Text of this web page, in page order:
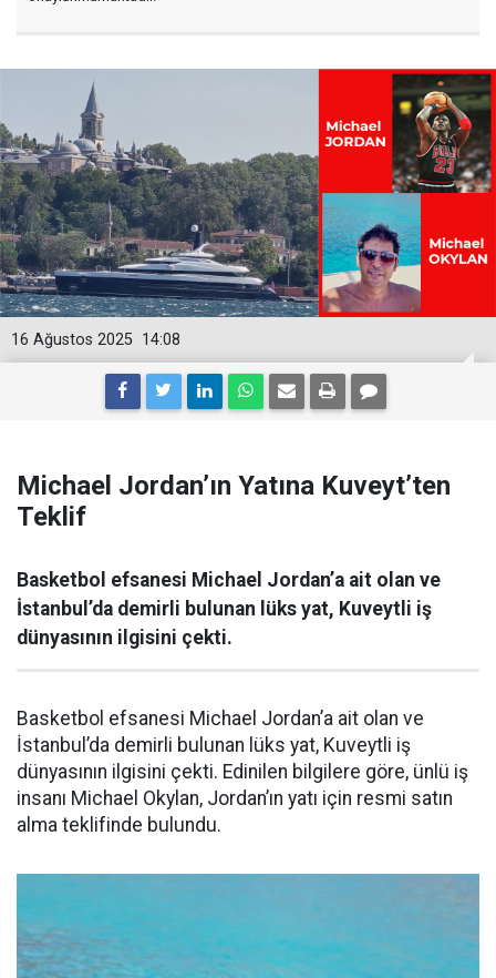
14:08
16 Ağustos 2025
Michael Jordan’ın Yatına Kuveyt’ten
Teklif
Basketbol efsanesi Michael Jordan’a ait olan ve
İstanbul’da demirli bulunan lüks yat, Kuveytli iş
dünyasının ilgisini çekti.
Basketbol efsanesi Michael Jordan’a ait olan ve
İstanbul’da demirli bulunan lüks yat, Kuveytli iş
dünyasının ilgisini çekti. Edinilen bilgilere göre, ünlü iş
insanı Michael Okylan, Jordan’ın yatı için resmi satın
alma teklifinde bulundu.